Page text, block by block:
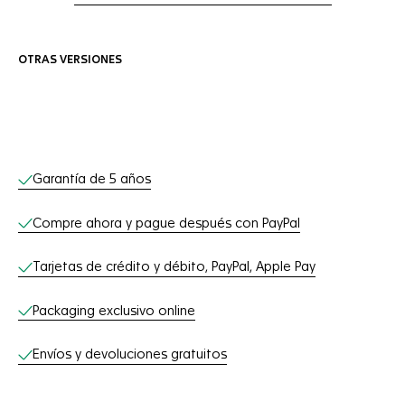
OTRAS VERSIONES
Servicios online
Garantía de 5 años
Compre ahora y pague después con PayPal
Tarjetas de crédito y débito, PayPal, Apple Pay
Packaging exclusivo online
Envíos y devoluciones gratuitos